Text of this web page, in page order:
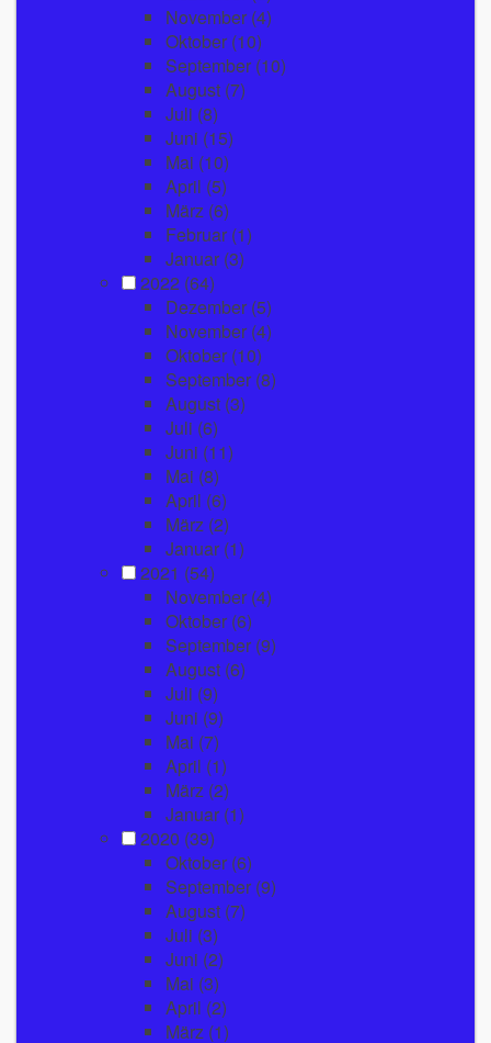
November (4)
Oktober (10)
September (10)
August (7)
Juli (8)
Juni (15)
Mai (10)
April (5)
März (6)
Februar (1)
Januar (3)
2022 (64)
Dezember (5)
November (4)
Oktober (10)
September (8)
August (3)
Juli (6)
Juni (11)
Mai (8)
April (6)
März (2)
Januar (1)
2021 (54)
November (4)
Oktober (6)
September (9)
August (6)
Juli (9)
Juni (9)
Mai (7)
April (1)
März (2)
Januar (1)
2020 (39)
Oktober (6)
September (9)
August (7)
Juli (3)
Juni (2)
Mai (3)
April (2)
März (1)